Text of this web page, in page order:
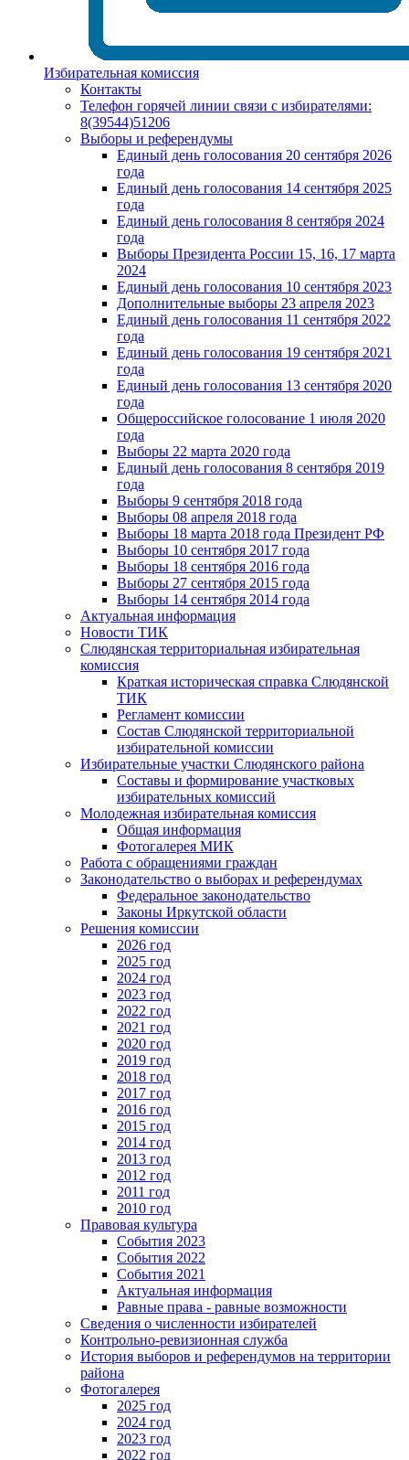
Избирательная комиссия
Контакты
Телефон горячей линии связи с избирателями:
8(39544)51206
Выборы и референдумы
Единый день голосования 20 сентября 2026
года
Единый день голосования 14 сентября 2025
года
Единый день голосования 8 сентября 2024
года
Выборы Президента России 15, 16, 17 марта
2024
Единый день голосования 10 сентября 2023
Дополнительные выборы 23 апреля 2023
Единый день голосования 11 сентября 2022
года
Единый день голосования 19 сентября 2021
года
Единый день голосования 13 сентября 2020
года
Общероссийское голосование 1 июля 2020
года
Выборы 22 марта 2020 года
Единый день голосования 8 сентября 2019
года
Выборы 9 сентября 2018 года
Выборы 08 апреля 2018 года
Выборы 18 марта 2018 года Президент РФ
Выборы 10 сентября 2017 года
Выборы 18 сентября 2016 года
Выборы 27 сентября 2015 года
Выборы 14 сентября 2014 года
Актуальная информация
Новости ТИК
Слюдянская территориальная избирательная
комиссия
Краткая историческая справка Слюдянской
ТИК
Регламент комиссии
Состав Слюдянской территориальной
избирательной комиссии
Избирательные участки Слюдянского района
Составы и формирование участковых
избирательных комиссий
Молодежная избирательная комиссия
Общая информация
Фотогалерея МИК
Работа с обращениями граждан
Законодательство о выборах и референдумах
Федеральное законодательство
Законы Иркутской области
Решения комиссии
2026 год
2025 год
2024 год
2023 год
2022 год
2021 год
2020 год
2019 год
2018 год
2017 год
2016 год
2015 год
2014 год
2013 год
2012 год
2011 год
2010 год
Правовая культура
События 2023
События 2022
События 2021
Актуальная информация
Равные права - равные возможности
Сведения о численности избирателей
Контрольно-ревизионная служба
История выборов и референдумов на территории
района
Фотогалерея
2025 год
2024 год
2023 год
2022 год